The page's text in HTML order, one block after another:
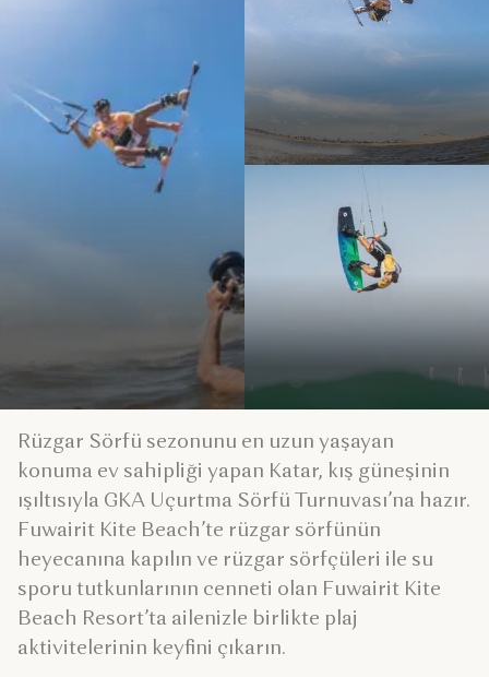
Rüzgar Sörfü sezonunu en uzun yaşayan
konuma ev sahipliği yapan Katar, kış güneşinin
ışıltısıyla GKA Uçurtma Sörfü Turnuvası’na hazır.
Fuwairit Kite Beach’te rüzgar sörfünün
heyecanına kapılın ve rüzgar sörfçüleri ile su
sporu tutkunlarının cenneti olan Fuwairit Kite
Beach Resort’ta ailenizle birlikte plaj
aktivitelerinin keyfini çıkarın.